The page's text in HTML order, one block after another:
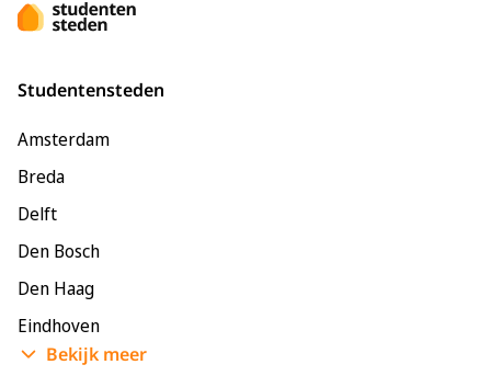
Studentensteden
Amsterdam
Breda
Delft
Den Bosch
Den Haag
Eindhoven
Enschede
Bekijk meer